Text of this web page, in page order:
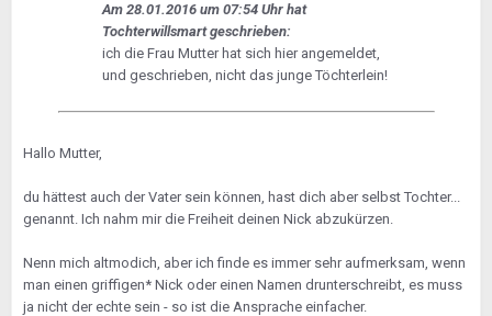
Am 28.01.2016 um 07:54 Uhr hat
Tochterwillsmart geschrieben:
ich die Frau Mutter hat sich hier angemeldet,
und geschrieben, nicht das junge Töchterlein!
Hallo Mutter,
du hättest auch der Vater sein können, hast dich aber selbst Tochter...
genannt. Ich nahm mir die Freiheit deinen Nick abzukürzen.
Nenn mich altmodich, aber ich finde es immer sehr aufmerksam, wenn
man einen griffigen* Nick oder einen Namen drunterschreibt, es muss
ja nicht der echte sein - so ist die Ansprache einfacher.